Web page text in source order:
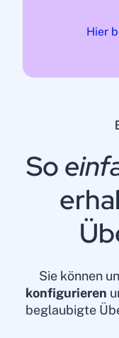
Hier
So
Sie können
konfigurieren
beglaubigte